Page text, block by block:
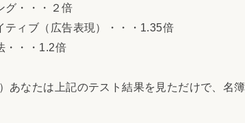
グ・・・２倍
ティブ（広告表現）・・・1.35倍
・・・1.2倍
あなたは上記のテスト結果を見ただけで、名